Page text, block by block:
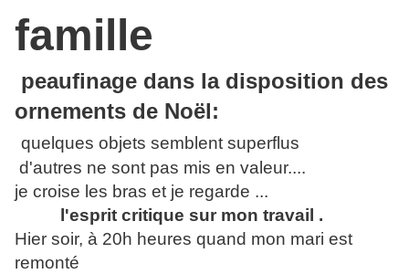
famille
peaufinage dans la disposition des
ornements de Noël:
quelques objets semblent superflus
d'autres ne sont pas mis en valeur....
je croise les bras et je regarde ...
l'esprit critique sur mon travail .
Hier soir, à 20h heures quand mon mari est
remonté